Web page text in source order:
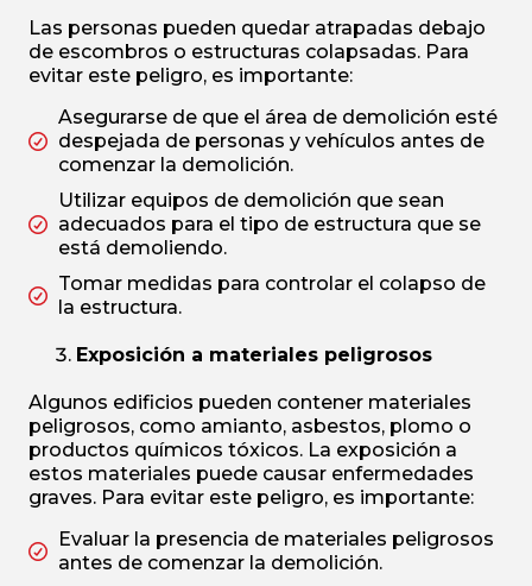
Las personas pueden quedar atrapadas debajo
de escombros o estructuras colapsadas. Para
evitar este peligro, es importante:
Asegurarse de que el área de demolición esté
despejada de personas y vehículos antes de
comenzar la demolición.
Utilizar equipos de demolición que sean
adecuados para el tipo de estructura que se
está demoliendo.
Tomar medidas para controlar el colapso de
la estructura.
Exposición a materiales peligrosos
Algunos edificios pueden contener materiales
peligrosos, como amianto, asbestos, plomo o
productos químicos tóxicos. La exposición a
estos materiales puede causar enfermedades
graves. Para evitar este peligro, es importante:
Evaluar la presencia de materiales peligrosos
antes de comenzar la demolición.